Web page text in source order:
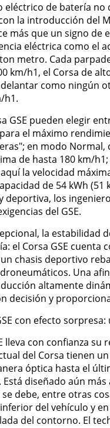
eléctrico de batería
la introducción del
más que un signo
eléctrica como el
metro. Cada
km/h1, el Corsa de
como ningún
h1.
GSE pueden elegir
el máximo
en modo Normal,
de hasta 180 km/
la velocidad
de 54 kWh
deportiva, los
del GSE.
la estabilidad
el Corsa GSE
chasis deportivo
Una
altamente
decisión y
con efecto
lleva con confianza
del Corsa tienen
óptica hasta el
diseñado aún
debe, entre otras
del vehículo y
del contorno. El